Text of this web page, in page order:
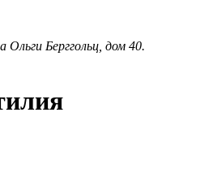
Берггольц, дом 40.